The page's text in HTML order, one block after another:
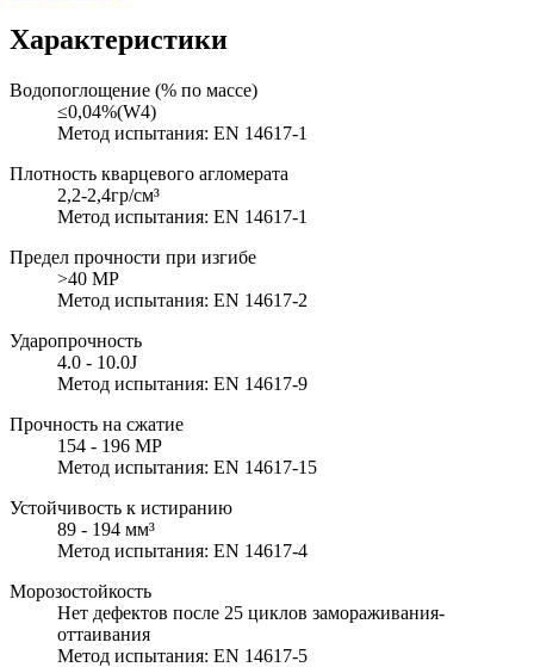
Характеристики
Водопоглощение (% по массе)
≤0,04%(W4)
Метод испытания: EN 14617-1
Плотность кварцевого агломерата
2,2-2,4гр/см³
Метод испытания: EN 14617-1
Предел прочности при изгибе
>40 MP
Метод испытания: EN 14617-2
Ударопрочность
4.0 - 10.0J
Метод испытания: EN 14617-9
Прочность на сжатие
154 - 196 MP
Метод испытания: EN 14617-15
Устойчивость к истиранию
89 - 194 мм³
Метод испытания: EN 14617-4
Морозостойкость
Нет дефектов после 25 циклов замораживания-
оттаивания
Метод испытания: EN 14617-5